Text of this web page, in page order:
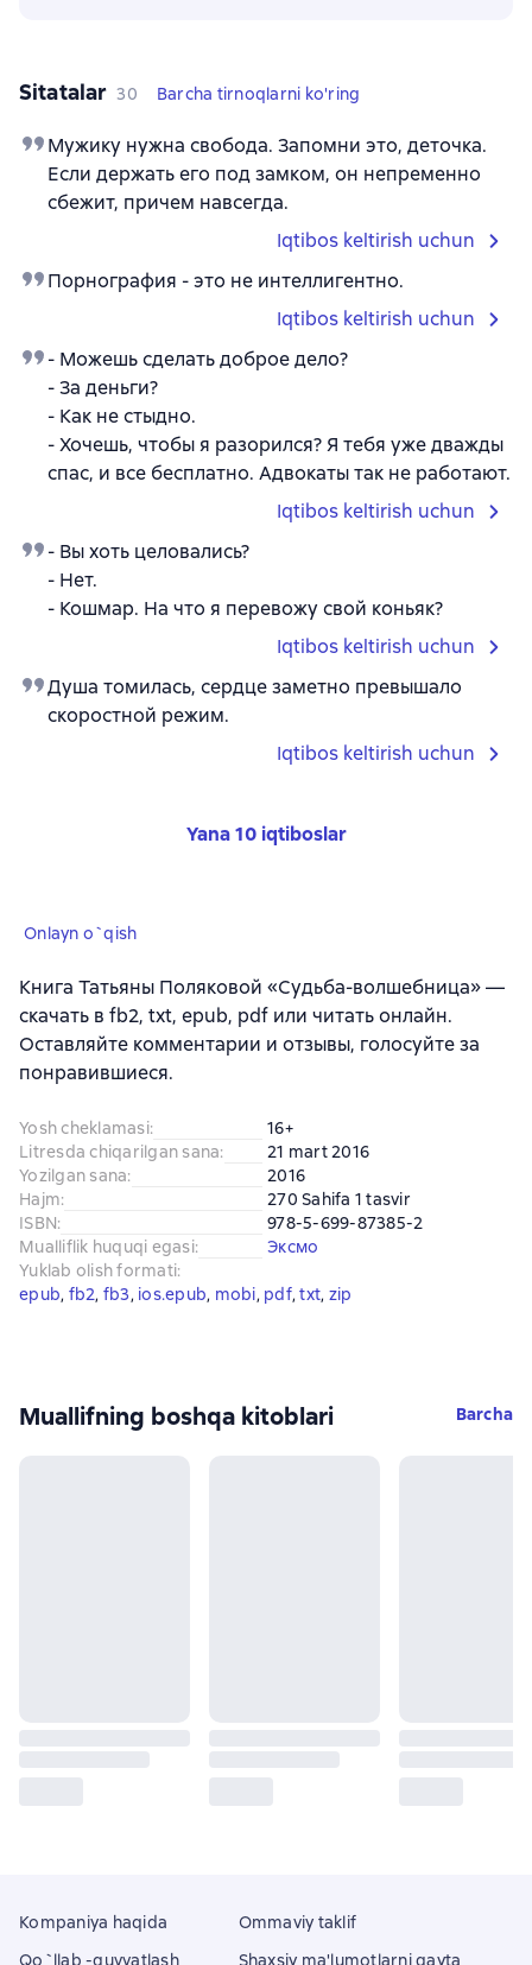
Sitatalar 30 Barcha tirnoqlarni ko'ring
Мужику нужна свобода. Запомни это, деточка.
Если держать его под замком, он непременно
сбежит, причем навсегда.
Iqtibos keltirish uchun
Порнография - это не интеллигентно.
Iqtibos keltirish uchun
- Можешь сделать доброе дело?
- За деньги?
- Как не стыдно.
- Хочешь, чтобы я разорился? Я тебя уже дважды
спас, и все бесплатно. Адвокаты так не работают.
Iqtibos keltirish uchun
- Вы хоть целовались?
- Нет.
- Кошмар. На что я перевожу свой коньяк?
Iqtibos keltirish uchun
Душа томилась, сердце заметно превышало
скоростной режим.
Iqtibos keltirish uchun
Yana 10 iqtiboslar
Onlayn o`qish
Книга Татьяны Поляковой «Судьба-волшебница» —
скачать в fb2, txt, epub, pdf или читать онлайн.
Оставляйте комментарии и отзывы, голосуйте за
понравившиеся.
Yosh cheklamasi:
16+
Litresda chiqarilgan sana:
21 mart 2016
Yozilgan sana:
2016
Hajm:
270 Sahifa 1 tasvir
ISBN:
978-5-699-87385-2
Mualliflik huquqi egasi:
Эксмо
Yuklab olish formati:
epub, fb2, fb3, ios.epub, mobi, pdf, txt, zip
Muallifning boshqa kitoblari Barcha
Kompaniya haqida
Qo`llab -quvvatlash
Ommaviy taklif
Shaxsiy ma'lumotlarni qayta